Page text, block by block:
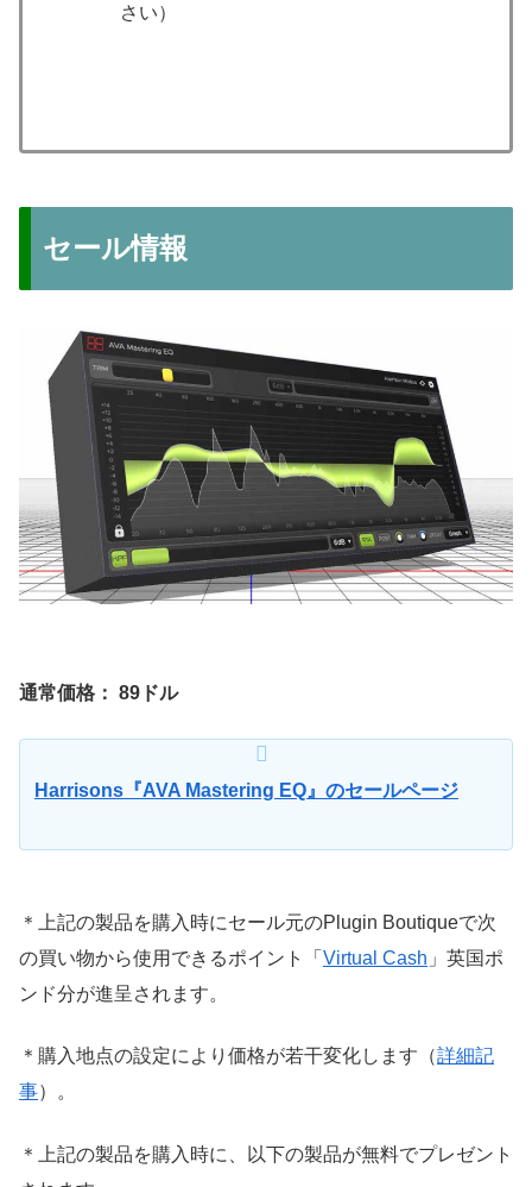
さい）
セール情報
通常価格： 89ドル
Harrisons『AVA Mastering EQ』のセールページ
＊上記の製品を購入時にセール元のPlugin Boutiqueで次
の買い物から使用できるポイント「 Virtual Cash 」英国ポ
ンド分が進呈されます。
＊購入地点の設定により価格が若干変化します（詳細記
事）。
＊上記の製品を購入時に、以下の製品が無料でプレゼント